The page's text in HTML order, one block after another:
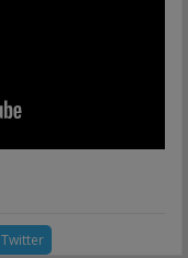
Twitter